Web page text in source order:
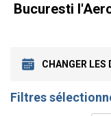
Bucuresti
CHANGER LES
Filtres